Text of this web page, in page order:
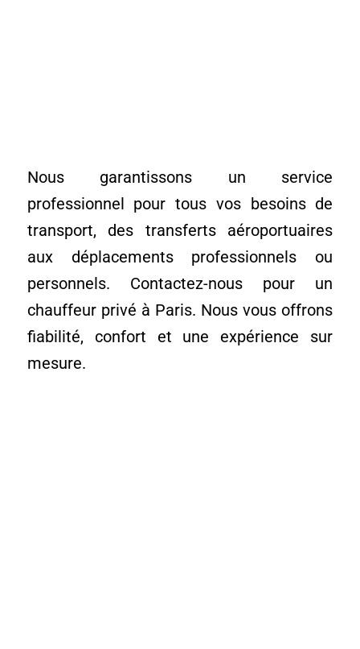
Nous garantissons un service
professionnel pour tous vos besoins de
transport, des transferts aéroportuaires
aux déplacements professionnels ou
personnels. Contactez-nous pour un
chauffeur privé à Paris. Nous vous offrons
fiabilité, confort et une expérience sur
mesure.